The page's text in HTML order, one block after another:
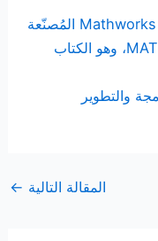
رابط صفحة الكتاب على موقع شركة Mathworks المُصنّعة
لبيئة برمجة لغة الحوسبة التقنية MATLAB، وهو الكتاب
والتطوير
المقالة التالية ←